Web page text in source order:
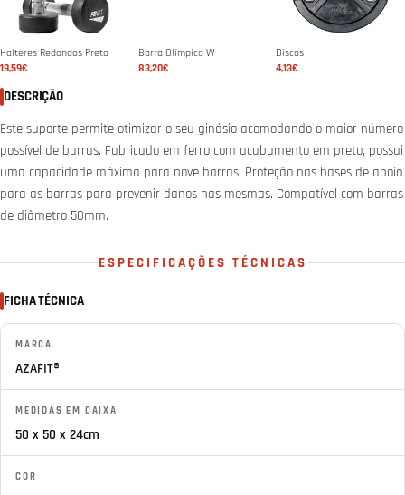
Halteres Redondos Preto
19,59€
Barra Olímpica W
83,20€
Discos
4,13€
DESCRIÇÃO
Este suporte permite otimizar o seu ginásio acomodando o maior número
possível de barras. Fabricado em ferro com acabamento em preto, possui
uma capacidade máxima para nove barras. Proteção nas bases de apoio
para as barras para prevenir danos nas mesmas. Compatível com barras
de diâmetro 50mm.
ESPECIFICAÇÕES TÉCNICAS
FICHA TÉCNICA
MARCA
AZAFIT®
MEDIDAS EM CAIXA
50 x 50 x 24cm
COR